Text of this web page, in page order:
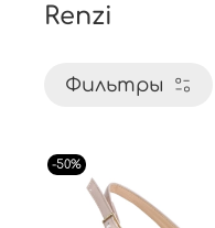
Rеnzi
Фильтры
-50%